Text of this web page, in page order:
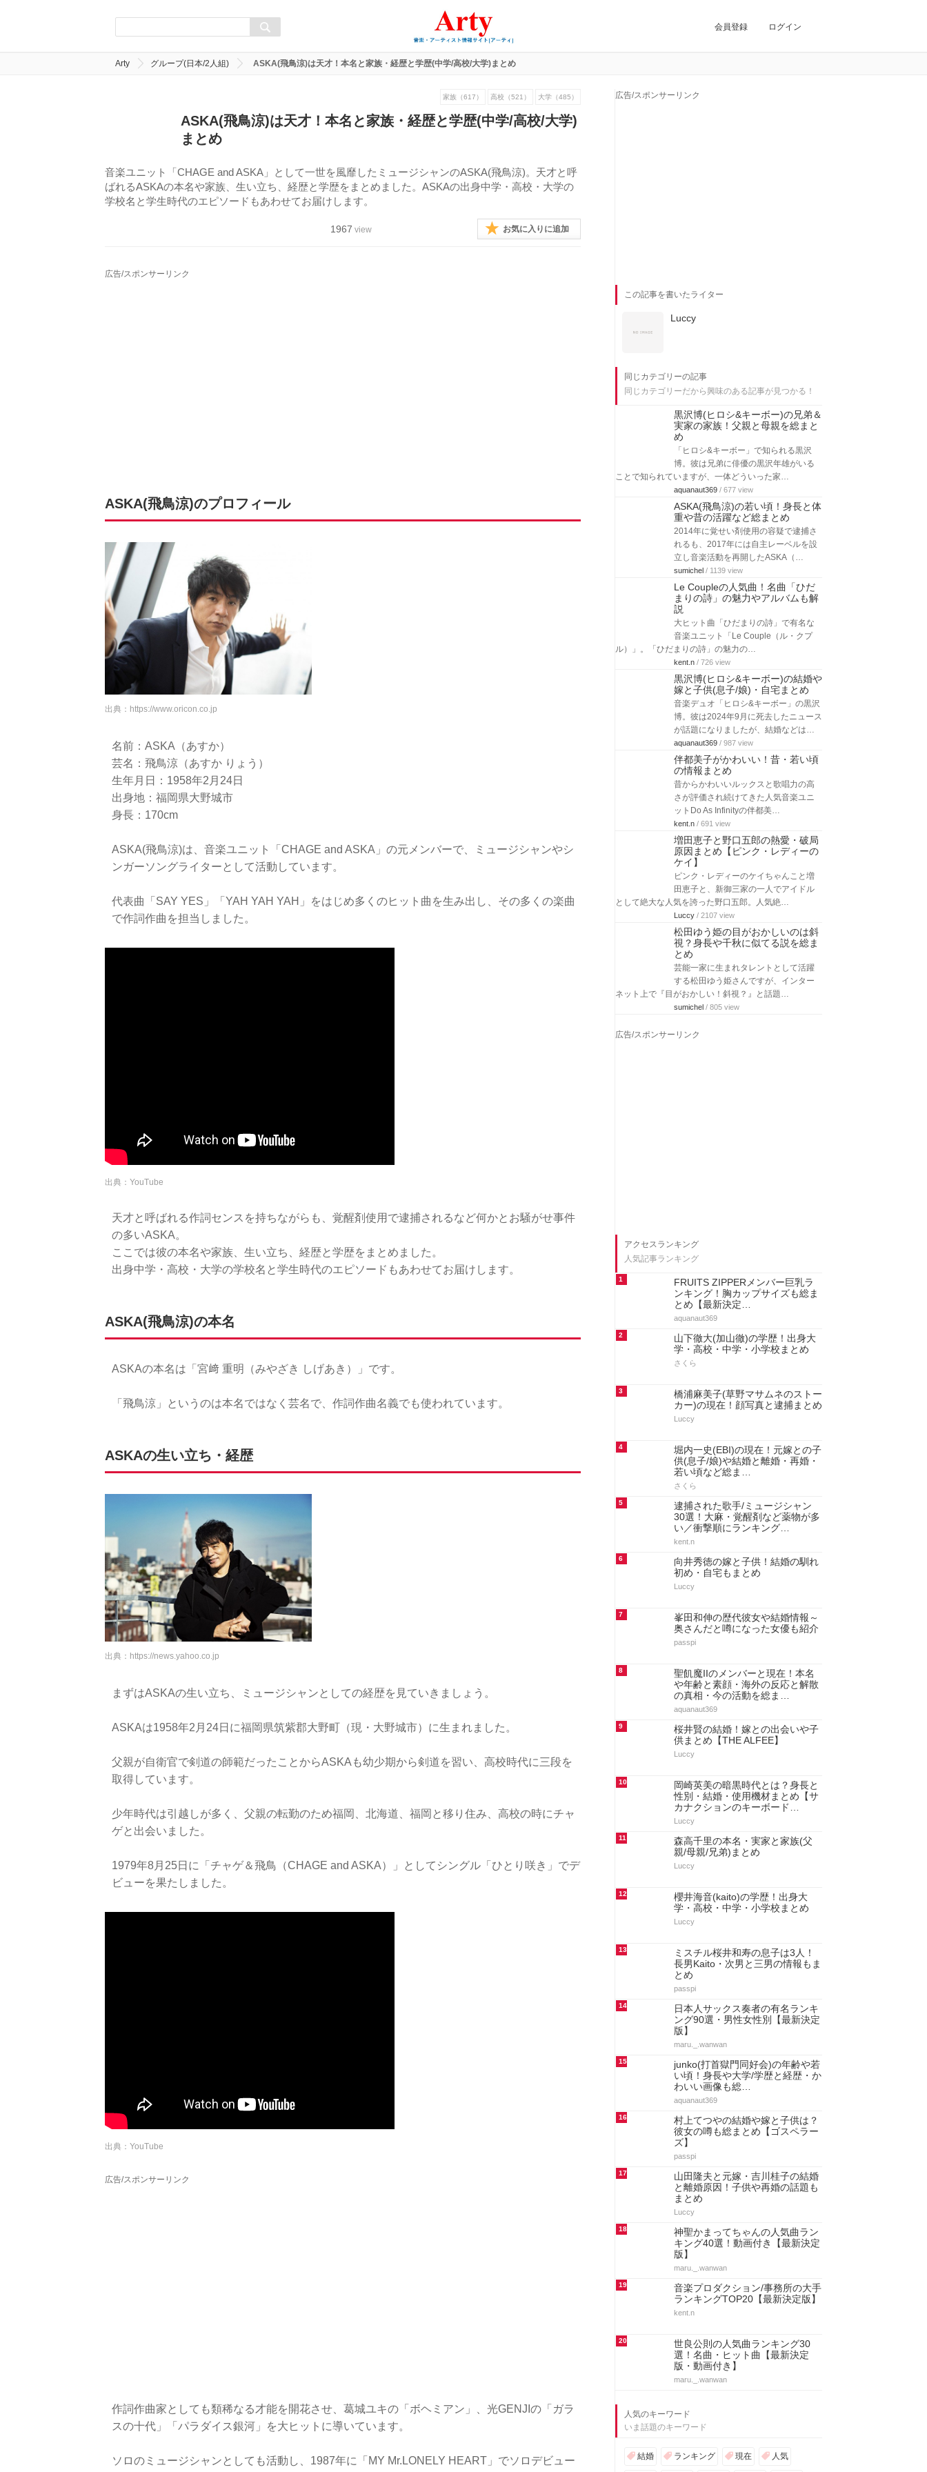
会員登録 ログイン
Arty グループ(日本/2人組) ASKA(飛鳥涼)は天才！本名と家族・経歴と学歴(中学/高校/大学)まとめ
家族（617） 高校（521） 大学（485）
ASKA(飛鳥涼)は天才！本名と家族・経歴と学歴(中学/高校/大学)
まとめ
音楽ユニット「CHAGE and ASKA」として一世を風靡したミュージシャンのASKA(飛鳥涼)。天才と呼
ばれるASKAの本名や家族、生い立ち、経歴と学歴をまとめました。ASKAの出身中学・高校・大学の
学校名と学生時代のエピソードもあわせてお届けします。
1967 view お気に入りに追加
広告/スポンサーリンク
ASKA(飛鳥涼)のプロフィール
出典： https://www.oricon.co.jp
名前：ASKA（あすか）
芸名：飛鳥涼（あすか りょう）
生年月日：1958年2月24日
出身地：福岡県大野城市
身長：170cm
ASKA(飛鳥涼)は、音楽ユニット「CHAGE and ASKA」の元メンバーで、ミュージシャンやシ
ンガーソングライターとして活動しています。
代表曲「SAY YES」「YAH YAH YAH」をはじめ多くのヒット曲を生み出し、その多くの楽曲
で作詞作曲を担当しました。
出典：YouTube
天才と呼ばれる作詞センスを持ちながらも、覚醒剤使用で逮捕されるなど何かとお騒がせ事件
の多いASKA。
ここでは彼の本名や家族、生い立ち、経歴と学歴をまとめました。
出身中学・高校・大学の学校名と学生時代のエピソードもあわせてお届けします。
ASKA(飛鳥涼)の本名
ASKAの本名は「宮﨑 重明（みやざき しげあき）」です。
「飛鳥涼」というのは本名ではなく芸名で、作詞作曲名義でも使われています。
ASKAの生い立ち・経歴
出典： https://news.yahoo.co.jp
まずはASKAの生い立ち、ミュージシャンとしての経歴を見ていきましょう。
ASKAは1958年2月24日に福岡県筑紫郡大野町（現・大野城市）に生まれました。
父親が自衛官で剣道の師範だったことからASKAも幼少期から剣道を習い、高校時代に三段を
取得しています。
少年時代は引越しが多く、父親の転勤のため福岡、北海道、福岡と移り住み、高校の時にチャ
ゲと出会いました。
1979年8月25日に「チャゲ＆飛鳥（CHAGE and ASKA）」としてシングル「ひとり咲き」でデ
ビューを果たしました。
出典：YouTube
広告/スポンサーリンク
作詞作曲家としても類稀なる才能を開花させ、葛城ユキの「ボヘミアン」、光GENJIの「ガラ
スの十代」「パラダイス銀河」を大ヒットに導いています。
ソロのミュージシャンとしても活動し、1987年に「MY Mr.LONELY HEART」でソロデビュー
広告/スポンサーリンク
この記事を書いたライター
Luccy
同じカテゴリーの記事
同じカテゴリーだから興味のある記事が見つかる！
黒沢博(ヒロシ&キーボー)の兄弟＆
実家の家族！父親と母親を総まと
め
「ヒロシ&キーボー」で知られる黒沢
博。彼は兄弟に俳優の黒沢年雄がいる
ことで知られていますが、一体どういった家…
aquanaut369 / 677 view
ASKA(飛鳥涼)の若い頃！身長と体
重や昔の活躍など総まとめ
2014年に覚せい剤使用の容疑で逮捕さ
れるも、2017年には自主レーベルを設
立し音楽活動を再開したASKA（…
sumichel / 1139 view
Le Coupleの人気曲！名曲「ひだ
まりの詩」の魅力やアルバムも解
説
大ヒット曲「ひだまりの詩」で有名な
音楽ユニット「Le Couple（ル・クプ
ル）」。「ひだまりの詩」の魅力の…
kent.n / 726 view
黒沢博(ヒロシ&キーボー)の結婚や
嫁と子供(息子/娘)・自宅まとめ
音楽デュオ「ヒロシ&キーボー」の黒沢
博。彼は2024年9月に死去したニュース
が話題になりましたが、結婚などは…
aquanaut369 / 987 view
伴都美子がかわいい！昔・若い頃
の情報まとめ
昔からかわいいルックスと歌唱力の高
さが評価され続けてきた人気音楽ユニ
ットDo As Infinityの伴都美…
kent.n / 691 view
増田恵子と野口五郎の熱愛・破局
原因まとめ【ピンク・レディーの
ケイ】
ピンク・レディーのケイちゃんこと増
田恵子と、新御三家の一人でアイドル
として絶大な人気を誇った野口五郎。人気絶…
Luccy / 2107 view
松田ゆう姫の目がおかしいのは斜
視？身長や千秋に似てる説を総ま
とめ
芸能一家に生まれタレントとして活躍
する松田ゆう姫さんですが、インター
ネット上で『目がおかしい！斜視？』と話題…
sumichel / 805 view
広告/スポンサーリンク
アクセスランキング
人気記事ランキング
1
FRUITS ZIPPERメンバー巨乳ラ
ンキング！胸カップサイズも総ま
とめ【最新決定…
aquanaut369
2
山下徹大(加山徹)の学歴！出身大
学・高校・中学・小学校まとめ
さくら
3
橋浦麻美子(草野マサムネのストー
カー)の現在！顔写真と逮捕まとめ
Luccy
4
堀内一史(EBI)の現在！元嫁との子
供(息子/娘)や結婚と離婚・再婚・
若い頃など総ま…
さくら
5
逮捕された歌手/ミュージシャン
30選！大麻・覚醒剤など薬物が多
い／衝撃順にランキング…
kent.n
6
向井秀徳の嫁と子供！結婚の馴れ
初め・自宅もまとめ
Luccy
7
峯田和伸の歴代彼女や結婚情報～
奥さんだと噂になった女優も紹介
passpi
8
聖飢魔IIのメンバーと現在！本名
や年齢と素顔・海外の反応と解散
の真相・今の活動を総ま…
aquanaut369
9
桜井賢の結婚！嫁との出会いや子
供まとめ【THE ALFEE】
Luccy
10
岡崎英美の暗黒時代とは？身長と
性別・結婚・使用機材まとめ【サ
カナクションのキーボード…
Luccy
11
森高千里の本名・実家と家族(父
親/母親/兄弟)まとめ
Luccy
12
櫻井海音(kaito)の学歴！出身大
学・高校・中学・小学校まとめ
Luccy
13
ミスチル桜井和寿の息子は3人！
長男Kaito・次男と三男の情報もま
とめ
passpi
14
日本人サックス奏者の有名ランキ
ング90選・男性女性別【最新決定
版】
maru._.wanwan
15
junko(打首獄門同好会)の年齢や若
い頃！身長や大学/学歴と経歴・か
わいい画像も総…
aquanaut369
16
村上てつやの結婚や嫁と子供は？
彼女の噂も総まとめ【ゴスペラー
ズ】
passpi
17
山田隆夫と元嫁・吉川桂子の結婚
と離婚原因！子供や再婚の話題も
まとめ
Luccy
18
神聖かまってちゃんの人気曲ラン
キング40選！動画付き【最新決定
版】
maru._.wanwan
19
音楽プロダクション/事務所の大手
ランキングTOP20【最新決定版】
kent.n
20
世良公則の人気曲ランキング30
選！名曲・ヒット曲【最新決定
版・動画付き】
maru._.wanwan
人気のキーワード
いま話題のキーワード
結婚 ランキング 現在 人気